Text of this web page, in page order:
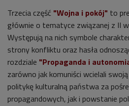
Trzecia część "Wojna i pokój" to
głównie o tematyce związanej z II
Występują na nich symbole
strony konfliktu oraz hasła
rozdziale "Propaganda i
zarówno jak komuniści wcielali
politykę kulturalną państwa za
propagandowych, jak i powstanie